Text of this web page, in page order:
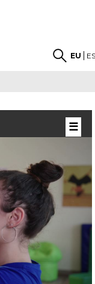
EU
☰